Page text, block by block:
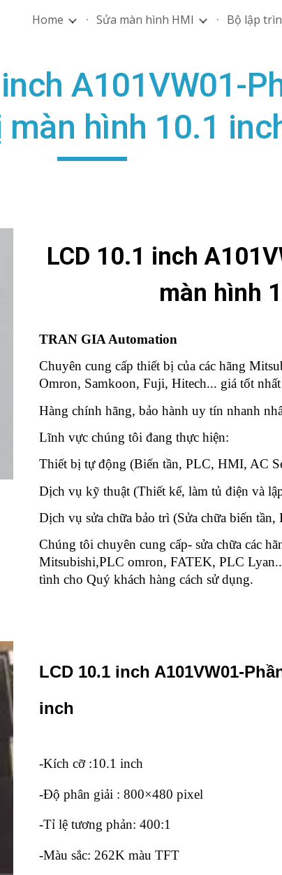
Skip to navigation
Home Sửa màn hình HMI Bộ lập
A101VW01-
màn hình 10.1
LCD 10.1 inch
màn hình
TRAN GIA Automation
Chuyên cung cấp thiết bị của các hãng
Omron, Samkoon, Fuji, Hitech... giá tốt nhất
Hàng chính hãng, bảo hành uy tín nhanh
Lĩnh vực chúng tôi đang thực hiện:
Thiết bị tự động (Biến tần, PLC, HMI, AC
Dịch vụ kỹ thuật (Thiết kế, làm tủ điện và
Dịch vụ sửa chữa bảo trì (Sửa chữa biến
Chúng tôi chuyên cung cấp- sửa chữa các
Mitsubishi,PLC omron, FATEK, PLC
tình cho Quý khách hàng cách sử dụng.
LCD 10.1 inch A101VW01-
inch
-Kích cỡ :10.1 inch
-Độ phân giải : 800×480 pixel
-Tỉ lệ tương phản: 400:1
-Màu sắc: 262K màu TFT